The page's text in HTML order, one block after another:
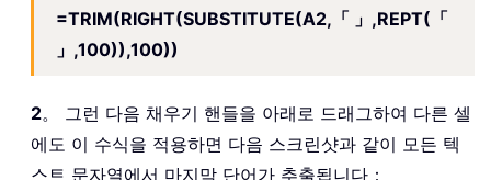
=TRIM(RIGHT(SUBSTITUTE(A2,「 」,REPT(「
」,100)),100))
2。 그런 다음 채우기 핸들을 아래로 드래그하여 다른 셀
에도 이 수식을 적용하면 다음 스크린샷과 같이 모든 텍
스트 문자열에서 마지막 단어가 추출됩니다：